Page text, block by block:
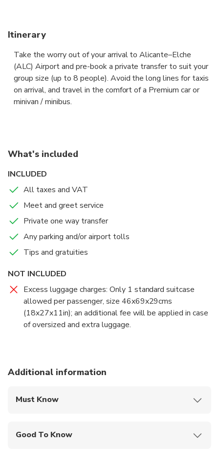
Itinerary
Take the worry out of your arrival to Alicante–Elche
(ALC) Airport and pre-book a private transfer to suit your
group size (up to 8 people). Avoid the long lines for taxis
on arrival, and travel in the comfort of a Premium car or
minivan / minibus.
accommodation / resort in Mar de Cristal, fast and and
hassle free.
Premium van, and let your professional chauffeur navigate
the unfamiliar roads while you enjoy the views.
If your flight is early or delayed, the driver will have
tracked its expected arrival time, and adjusted your pick-
up for the new time of arrival.
What's included
INCLUDED
All taxes and VAT
Meet and greet service
Private one way transfer
Any parking and/or airport tolls
Tips and gratuities
NOT INCLUDED
Excess luggage charges: Only 1 standard suitcase
allowed per passenger, size 46x69x29cms
(18x27x11in); an additional fee will be applied in case
of oversized and extra luggage.
Additional information
Must Know
Good To Know